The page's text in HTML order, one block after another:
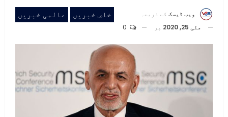
خاص خبریں عالمی خبریں ویب ڈیسک کے ذریعہ
مئی 25, 2020
پر